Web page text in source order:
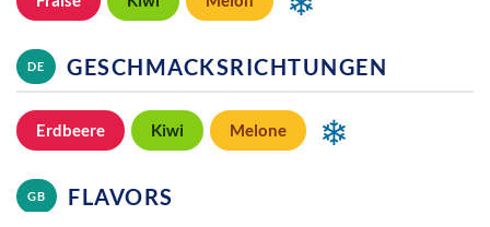
DE GESCHMACKSRICHTUNGEN
Erdbeere Kiwi Melone ❄
GB FLAVORS